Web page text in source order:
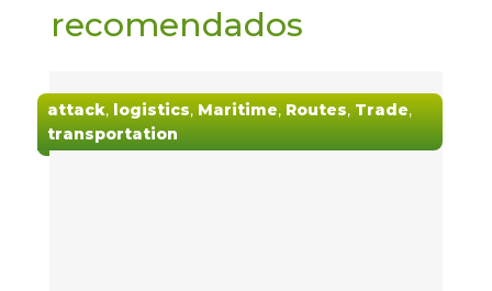
recomendados
attack, logistics, Maritime, Routes, Trade,
transportation